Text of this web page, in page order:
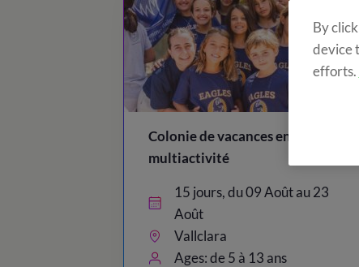
Colonie de vacances en anglais +
multiactivité
15 jours, du 09 Août au 23
Août
Vallclara
Ages: de 5 à 13 ans
By
device
efforts.